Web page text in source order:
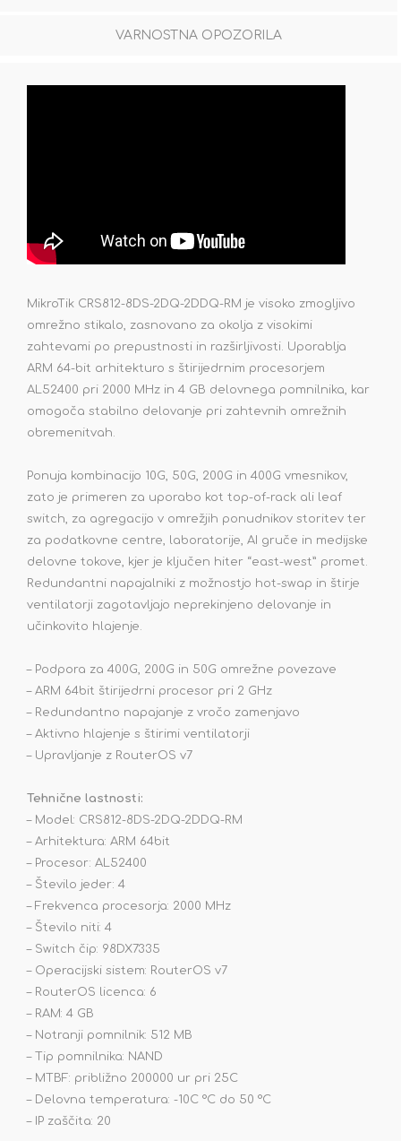
VARNOSTNA OPOZORILA
MikroTik CRS812-8DS-2DQ-2DDQ-RM je visoko zmogljivo
omrežno stikalo, zasnovano za okolja z visokimi
zahtevami po prepustnosti in razširljivosti. Uporablja
ARM 64-bit arhitekturo s štirijedrnim procesorjem
AL52400 pri 2000 MHz in 4 GB delovnega pomnilnika, kar
omogoča stabilno delovanje pri zahtevnih omrežnih
obremenitvah.
Ponuja kombinacijo 10G, 50G, 200G in 400G vmesnikov,
zato je primeren za uporabo kot top-of-rack ali leaf
switch, za agregacijo v omrežjih ponudnikov storitev ter
za podatkovne centre, laboratorije, AI gruče in medijske
delovne tokove, kjer je ključen hiter “east-west” promet.
Redundantni napajalniki z možnostjo hot-swap in štirje
ventilatorji zagotavljajo neprekinjeno delovanje in
učinkovito hlajenje.
– Podpora za 400G, 200G in 50G omrežne povezave
– ARM 64bit štirijedrni procesor pri 2 GHz
– Redundantno napajanje z vročo zamenjavo
– Aktivno hlajenje s štirimi ventilatorji
– Upravljanje z RouterOS v7
Tehnične lastnosti:
– Model: CRS812-8DS-2DQ-2DDQ-RM
– Arhitektura: ARM 64bit
– Procesor: AL52400
– Število jeder: 4
– Frekvenca procesorja: 2000 MHz
– Število niti: 4
– Switch čip: 98DX7335
– Operacijski sistem: RouterOS v7
– RouterOS licenca: 6
– RAM: 4 GB
– Notranji pomnilnik: 512 MB
– Tip pomnilnika: NAND
– MTBF: približno 200000 ur pri 25C
– Delovna temperatura: -10C °C do 50 °C
– IP zaščita: 20